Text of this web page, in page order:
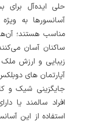
حلی ایده‌آل برای
آسانسورها به
مناسب هستند؛
ساکنان آسان
زیبایی و ارزش
آپارتمان های
جایگزینی شیک و
افراد سالمند یا
استفاده از این